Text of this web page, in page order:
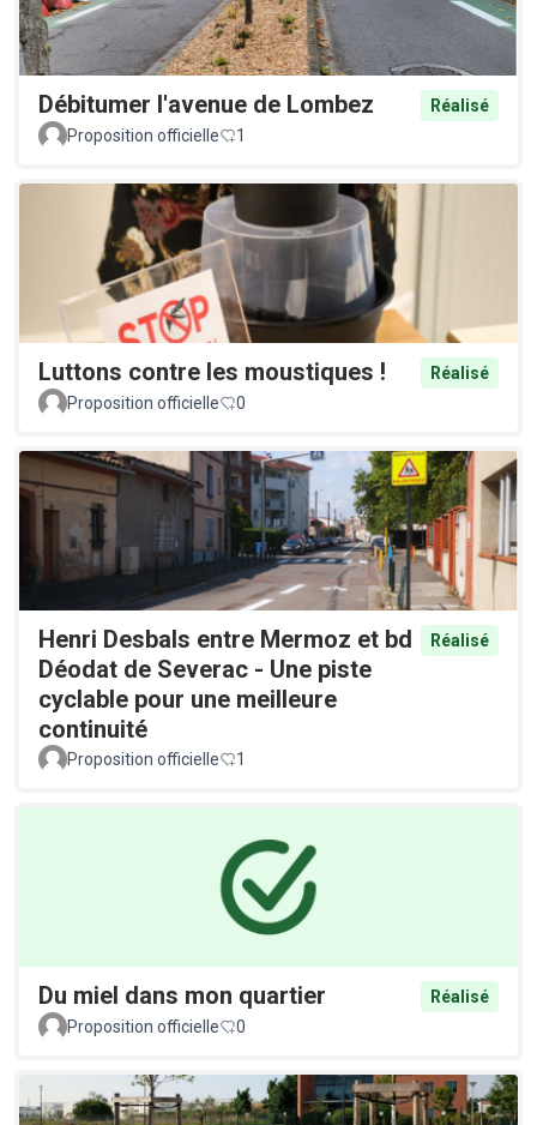
Débitumer l'avenue de Lombez
Réalisé
Proposition officielle
1
Luttons contre les moustiques !
Réalisé
Proposition officielle
0
Henri Desbals entre Mermoz et bd
Déodat de Severac - Une piste
cyclable pour une meilleure
continuité
Réalisé
Proposition officielle 1
Du miel dans mon quartier
Réalisé
Proposition officielle
0